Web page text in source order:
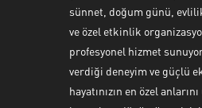
sünnet, doğum günü,
ve özel etkinlik
profesyonel hizmet
verdiği deneyim ve güçlü
hayatınızın en özel
Cevap Yaz